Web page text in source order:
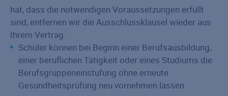
hat, dass die notwendigen Voraussetzungen erfüllt
sind, entfernen wir die Ausschlussklausel wieder aus
Ihrem Vertrag.
Schüler können bei Beginn einer Berufsausbildung,
einer beruflichen Tätigkeit oder eines Studiums die
Berufsgruppeneinstufung ohne erneute
Gesundheitsprüfung neu vornehmen lassen.